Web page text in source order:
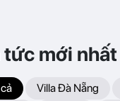
tức mới nhất
Villa Đà Nẵng